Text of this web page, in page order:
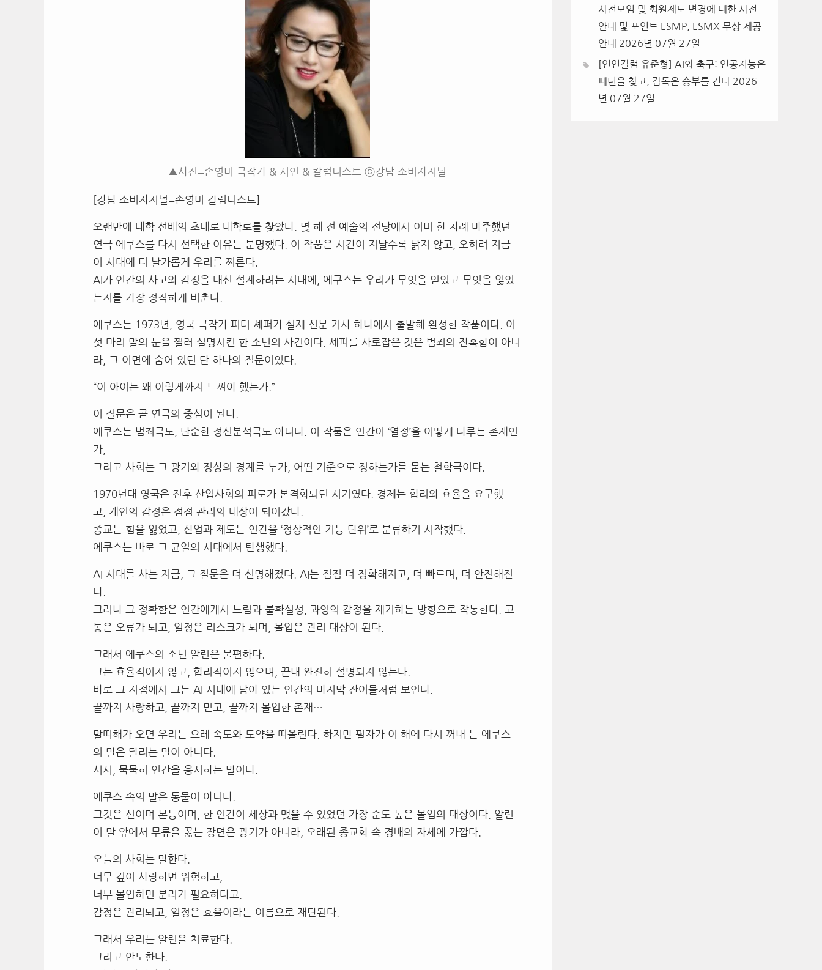
▲사진=손영미 극작가 & 시인 & 칼럼니스트 ⓒ강남 소비자저널
[강남 소비자저널=손영미 칼럼니스트]
오랜만에 대학 선배의 초대로 대학로를 찾았다. 몇 해 전 예술의 전당에서 이미 한 차례 마주했던
연극 에쿠스를 다시 선택한 이유는 분명했다. 이 작품은 시간이 지날수록 낡지 않고, 오히려 지금
이 시대에 더 날카롭게 우리를 찌른다.
AI가 인간의 사고와 감정을 대신 설계하려는 시대에, 에쿠스는 우리가 무엇을 얻었고 무엇을 잃었
는지를 가장 정직하게 비춘다.
에쿠스는 1973년, 영국 극작가 피터 셰퍼가 실제 신문 기사 하나에서 출발해 완성한 작품이다. 여
섯 마리 말의 눈을 찔러 실명시킨 한 소년의 사건이다. 셰퍼를 사로잡은 것은 범죄의 잔혹함이 아니
라, 그 이면에 숨어 있던 단 하나의 질문이었다.
“이 아이는 왜 이렇게까지 느껴야 했는가.”
이 질문은 곧 연극의 중심이 된다.
에쿠스는 범죄극도, 단순한 정신분석극도 아니다. 이 작품은 인간이 ‘열정’을 어떻게 다루는 존재인
가,
그리고 사회는 그 광기와 정상의 경계를 누가, 어떤 기준으로 정하는가를 묻는 철학극이다.
1970년대 영국은 전후 산업사회의 피로가 본격화되던 시기였다. 경제는 합리와 효율을 요구했
고, 개인의 감정은 점점 관리의 대상이 되어갔다.
종교는 힘을 잃었고, 산업과 제도는 인간을 ‘정상적인 기능 단위’로 분류하기 시작했다.
에쿠스는 바로 그 균열의 시대에서 탄생했다.
AI 시대를 사는 지금, 그 질문은 더 선명해졌다. AI는 점점 더 정확해지고, 더 빠르며, 더 안전해진
다.
그러나 그 정확함은 인간에게서 느림과 불확실성, 과잉의 감정을 제거하는 방향으로 작동한다. 고
통은 오류가 되고, 열정은 리스크가 되며, 몰입은 관리 대상이 된다.
그래서 에쿠스의 소년 알런은 불편하다.
그는 효율적이지 않고, 합리적이지 않으며, 끝내 완전히 설명되지 않는다.
바로 그 지점에서 그는 AI 시대에 남아 있는 인간의 마지막 잔여물처럼 보인다.
끝까지 사랑하고, 끝까지 믿고, 끝까지 몰입한 존재…
말띠해가 오면 우리는 으레 속도와 도약을 떠올린다. 하지만 필자가 이 해에 다시 꺼내 든 에쿠스
의 말은 달리는 말이 아니다.
서서, 묵묵히 인간을 응시하는 말이다.
에쿠스 속의 말은 동물이 아니다.
그것은 신이며 본능이며, 한 인간이 세상과 맺을 수 있었던 가장 순도 높은 몰입의 대상이다. 알런
이 말 앞에서 무릎을 꿇는 장면은 광기가 아니라, 오래된 종교화 속 경배의 자세에 가깝다.
오늘의 사회는 말한다.
너무 깊이 사랑하면 위험하고,
너무 몰입하면 분리가 필요하다고.
감정은 관리되고, 열정은 효율이라는 이름으로 재단된다.
그래서 우리는 알런을 치료한다.
그리고 안도한다.
사전모임 및 회원제도 변경에 대한 사전
안내 및 포인트 ESMP, ESMX 무상 제공
안내 2026년 07월 27일
[인인칼럼 유준형] AI와 축구: 인공지능은
패턴을 찾고, 감독은 승부를 건다 2026
년 07월 27일